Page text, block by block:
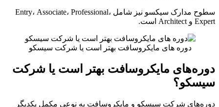
سطوح مدارک سیکسو نیز شامل Entry، Associate، Professional،
Expert و Architect است.
دوره های مایکروسافت بهتر است یا شرکت سیسکو
دوره‌های مایکروسافت بهتر است یا شرکت
سیسکو؟
دوره‌های شرکت سیسکو و مایکروسافت به نوعی مکمل یکدیگر